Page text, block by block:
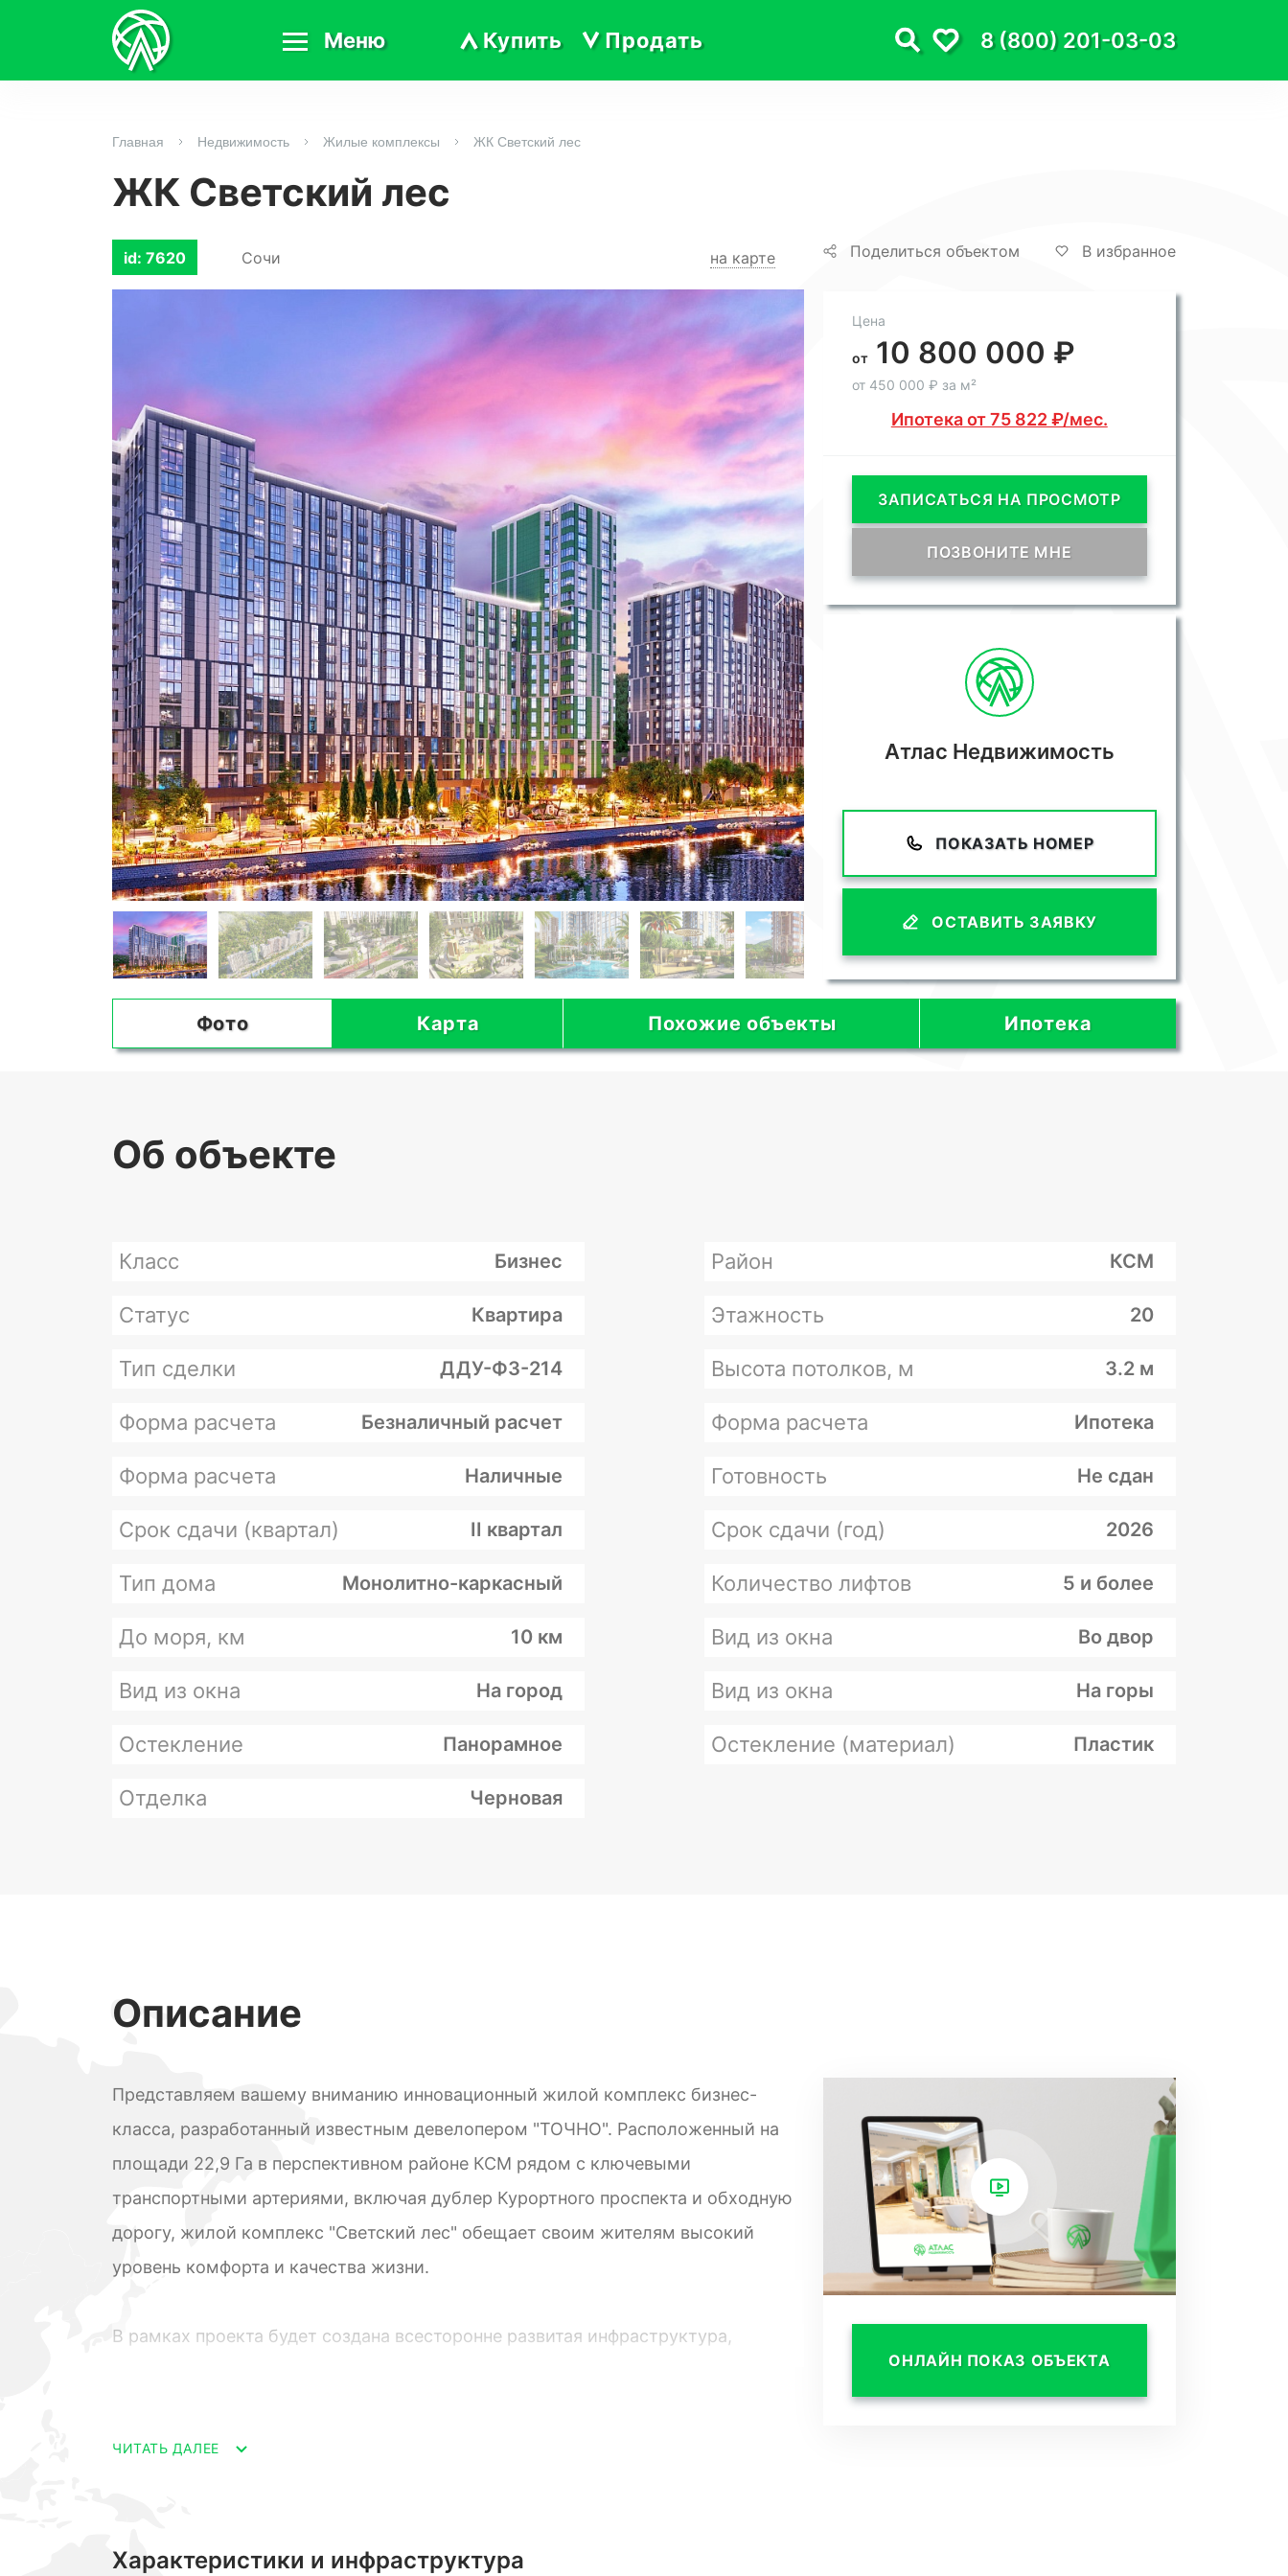
Меню Купить Продать 8 (800) 201-03-03
Главная Недвижимость Жилые комплексы ЖК Светский лес
ЖК Светский лес
id: 7620 Сочи на карте Поделиться объектом В избранное
Цена
от10 800 000 ₽
от 450 000 ₽ за м²
Ипотека от 75 822 ₽/мес.
ЗАПИСАТЬСЯ НА ПРОСМОТР
ПОЗВОНИТЕ МНЕ
Атлас Недвижимость
ПОКАЗАТЬ НОМЕР
ОСТАВИТЬ ЗАЯВКУ
Фото Карта Похожие объекты Ипотека
Об объекте
Класс Бизнес Район КСМ
Статус Квартира Этажность 20
Тип сделки ДДУ-ФЗ-214 Высота потолков, м 3.2 м
Форма расчета Безналичный расчет Форма расчета Ипотека
Форма расчета Наличные Готовность Не сдан
Срок сдачи (квартал) II квартал Срок сдачи (год) 2026
Тип дома Монолитно-каркасный Количество лифтов 5 и более
До моря, км 10 км Вид из окна Во двор
Вид из окна На город Вид из окна На горы
Остекление Панорамное Остекление (материал) Пластик
Отделка Черновая
Описание
Представляем вашему вниманию инновационный жилой комплекс бизнес-
класса, разработанный известным девелопером "ТОЧНО". Расположенный на
площади 22,9 Га в перспективном районе КСМ рядом с ключевыми
транспортными артериями, включая дублер Курортного проспекта и обходную
дорогу, жилой комплекс "Светский лес" обещает своим жителям высокий
уровень комфорта и качества жизни.
В рамках проекта будет создана всесторонне развитая инфраструктура,
- открытый бассейн и пляжную зону;
ЧИТАТЬ ДАЛЕЕ
ОНЛАЙН ПОКАЗ ОБЪЕКТА
Характеристики и инфраструктура